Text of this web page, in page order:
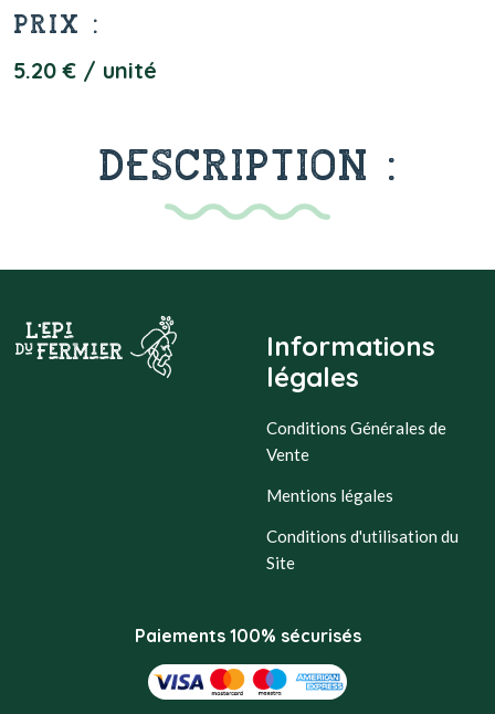
PRIX :
5.20 € / unité
DESCRIPTION :
Informations
légales
Conditions Générales de
Vente
Mentions légales
Conditions d'utilisation du
Site
Paiements 100% sécurisés